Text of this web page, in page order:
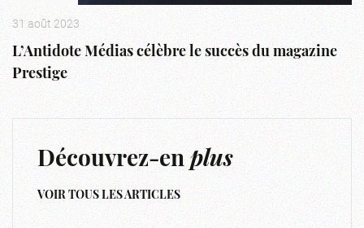
31 août 2023
L’Antidote Médias célèbre le succès du magazine
Prestige
Découvrez-enplus
VOIR TOUS LES ARTICLES